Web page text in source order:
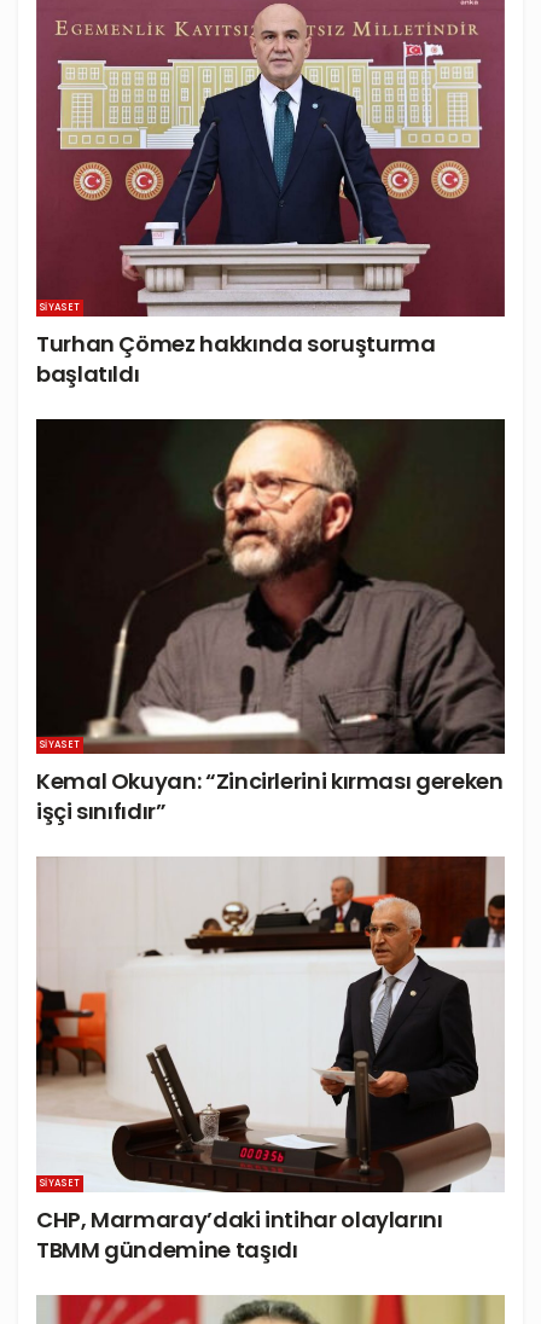
SIYASET
Turhan Çömez hakkında soruşturma
başlatıldı
SIYASET
Kemal Okuyan: “Zincirlerini kırması gereken
işçi sınıfıdır”
SIYASET
CHP, Marmaray’daki intihar olaylarını
TBMM gündemine taşıdı